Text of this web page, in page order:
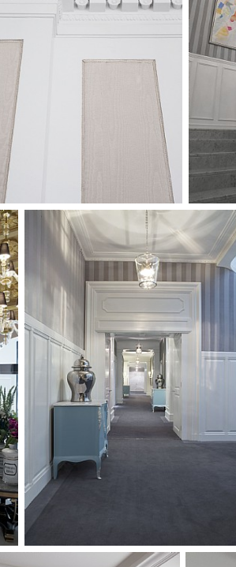
effekter